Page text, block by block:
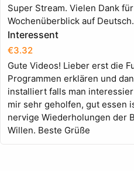
Super Stream. Vielen Dank
Wochenüberblick auf Deutsch.
Interessent
€3.32
Gute Videos! Lieber erst die
Programmen erklären und
installiert falls man
mir sehr geholfen, gut essen
nervige Wiederholungen der
Willen. Beste Grüße